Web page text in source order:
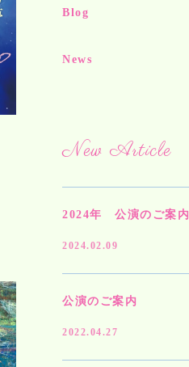
Blog
News
New Article
2024年 公演のご案内
2024.02.09
公演のご案内
2022.04.27